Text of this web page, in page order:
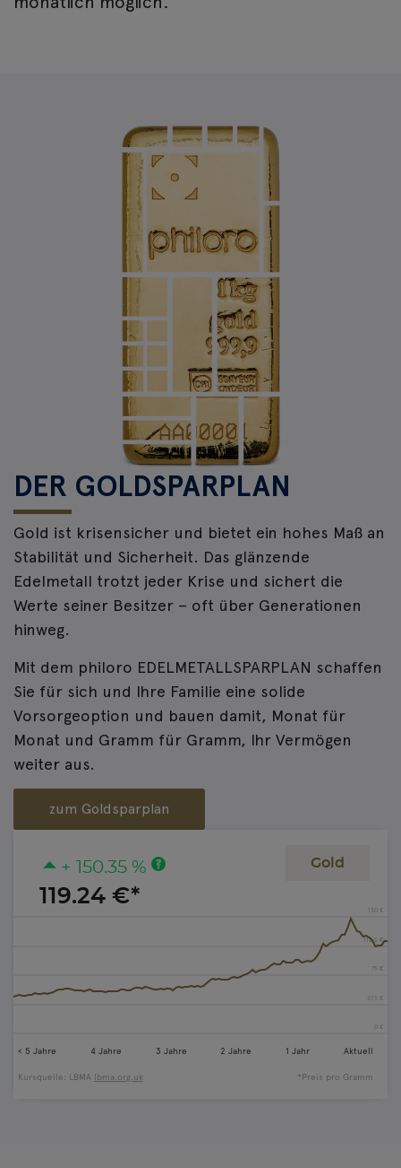
DER GOLDSPARPLAN
Gold ist krisensicher und bietet ein hohes Maß an
Stabilität und Sicherheit. Das glänzende
Edelmetall trotzt jeder Krise und sichert die
Werte seiner Besitzer – oft über Generationen
hinweg.
Mit dem philoro EDELMETALLSPARPLAN schaffen
Sie für sich und Ihre Familie eine solide
Vorsorgeoption und bauen damit, Monat für
Monat und Gramm für Gramm, Ihr Vermögen
weiter aus.
zum Goldsparplan